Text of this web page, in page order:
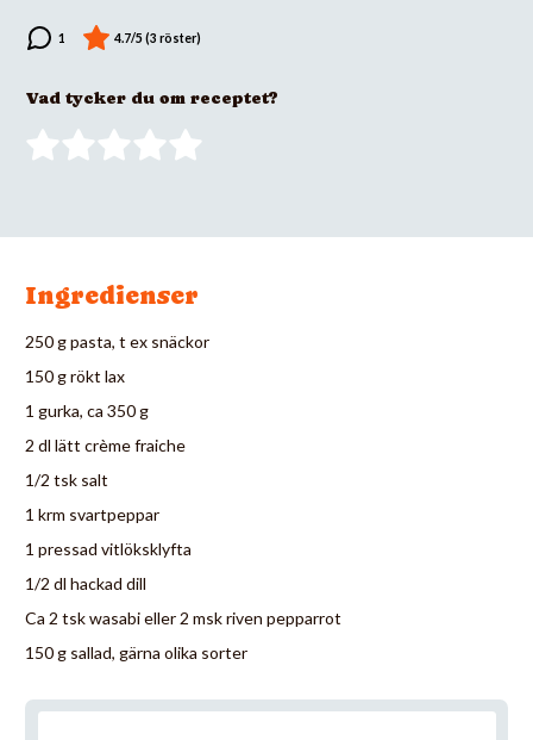
Vad tycker du om receptet?
Ingredienser
250 g pasta, t ex snäckor
150 g rökt lax
1 gurka, ca 350 g
2 dl lätt crème fraiche
1/2 tsk salt
1 krm svartpeppar
1 pressad vitlöksklyfta
1/2 dl hackad dill
Ca 2 tsk wasabi eller 2 msk riven pepparrot
150 g sallad, gärna olika sorter